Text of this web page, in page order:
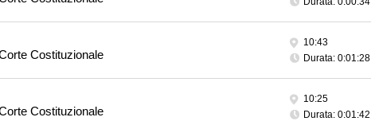
Costituzionale
10:43
Durata: 0:01:28
Costituzionale
10:25
Durata: 0:01:42